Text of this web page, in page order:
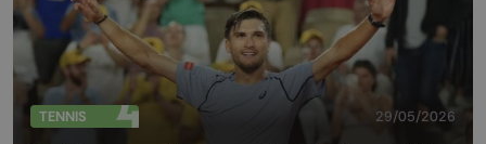
TENNIS 29/05/2026